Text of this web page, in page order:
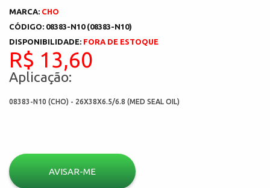
MARCA: CHO
CÓDIGO: 08383-N10 (08383-N10)
DISPONIBILIDADE: FORA DE ESTOQUE
R$ 13,60
Aplicação:
08383-N10 (CHO) - 26X38X6.5/6.8 (MED SEAL OIL)
AVISAR-ME